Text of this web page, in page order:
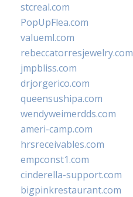
stcreal.com
PopUpFlea.com
valueml.com
rebeccatorresjewelry.com
jmpbliss.com
drjorgerico.com
queensushipa.com
wendyweimerdds.com
ameri-camp.com
hrsreceivables.com
empconst1.com
cinderella-support.com
bigpinkrestaurant.com